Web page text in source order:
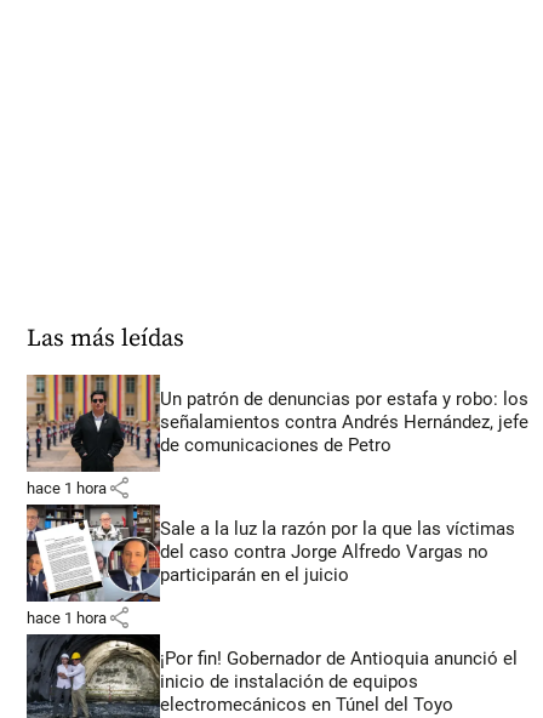
Las más leídas
Un patrón de denuncias por estafa y robo: los
señalamientos contra Andrés Hernández, jefe
de comunicaciones de Petro
hace 1 hora share
Sale a la luz la razón por la que las víctimas
del caso contra Jorge Alfredo Vargas no
participarán en el juicio
hace 1 hora share
¡Por fin! Gobernador de Antioquia anunció el
inicio de instalación de equipos
electromecánicos en Túnel del Toyo